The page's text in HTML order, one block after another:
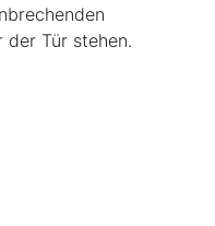
Tür stehen.